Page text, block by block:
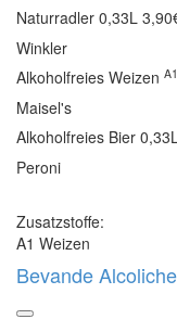
Naturradler 0,33L
Winkler
Alkoholfreies Weizen A1
Maisel's
Alkoholfreies Bier
Peroni
Zusatzstoffe:
A1 Weizen
Bevande